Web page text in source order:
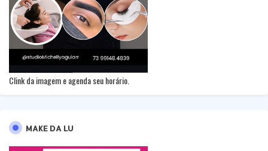
Clink da imagem e agenda seu horário.
MAKE DA LU